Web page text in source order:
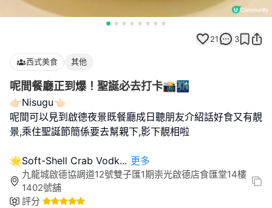
21 3
西式美食 其他
呢間餐廳正到爆！聖誕必去打卡📸🌃
👉🏻Nisugu👈🏻
呢間可以見到啟德夜景既餐廳成日聽朋友介紹話好食又有靚
景,乘住聖誕節簡係要去幫親下,影下靚相啦
🌟Soft-Shell Crab Vodk... 更多
九龍城啟德協調道12號雙子匯1期崇光啟德店食匯堂14樓
1402號舖
評分